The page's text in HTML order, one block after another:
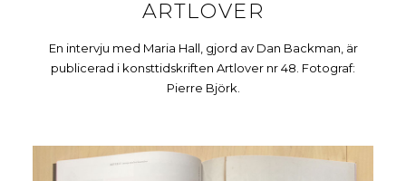
ARTLOVER
En intervju med Maria Hall, gjord av Dan Backman, är
publicerad i konsttidskriften Artlover nr 48. Fotograf:
Pierre Björk.